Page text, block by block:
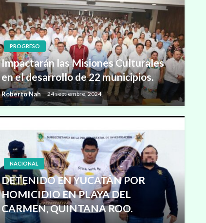
PROGRESO
Impactarán las Misiones Culturales
en el desarrollo de 22 municipios.
Roberto Nah 24 septiembre, 2024
NACIONAL
DETENIDO EN YUCATÁN POR
HOMICIDIO EN PLAYA DEL
CARMEN, QUINTANA ROO.